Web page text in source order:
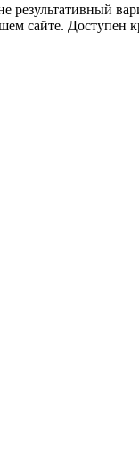
результативный
сайте.